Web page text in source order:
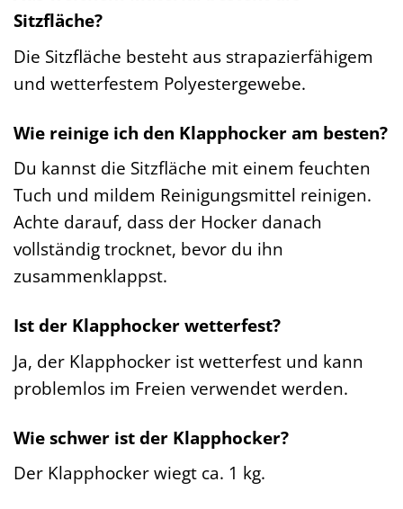
Sitzfläche?
Die Sitzfläche besteht aus strapazierfähigem
und wetterfestem Polyestergewebe.
Wie reinige ich den Klapphocker am besten?
Du kannst die Sitzfläche mit einem feuchten
Tuch und mildem Reinigungsmittel reinigen.
Achte darauf, dass der Hocker danach
vollständig trocknet, bevor du ihn
zusammenklappst.
Ist der Klapphocker wetterfest?
Ja, der Klapphocker ist wetterfest und kann
problemlos im Freien verwendet werden.
Wie schwer ist der Klapphocker?
Der Klapphocker wiegt ca. 1 kg.